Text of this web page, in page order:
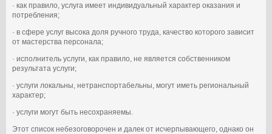
· как правило, услуга имеет индивидуальный характер оказания и
потребления;
· в сфере услуг высока доля ручного труда, качество которого зависит
от мастерства персонала;
· исполнитель услуги, как правило, не является собственником
результата услуги;
· услуги локальны, нетранспортабельны, могут иметь региональный
характер;
· услуги могут быть несохраняемы.
Этот список небезоговорочен и далек от исчерпывающего, однако он